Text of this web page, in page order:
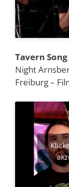
Tavern Song
Night
Freiburg –